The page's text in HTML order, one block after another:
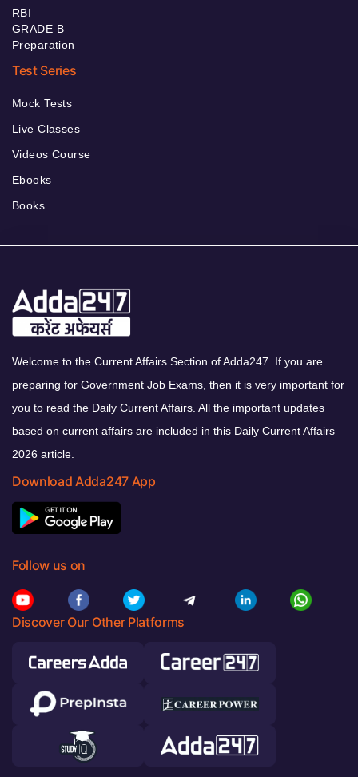
RBI
GRADE B
Preparation
Test Series
Mock Tests
Live Classes
Videos Course
Ebooks
Books
Welcome to the Current Affairs Section of Adda247. If you are
preparing for Government Job Exams, then it is very important for
you to read the Daily Current Affairs. All the important updates
based on current affairs are included in this Daily Current Affairs
2026 article.
Download Adda247 App
Follow us on
Discover Our Other Platforms